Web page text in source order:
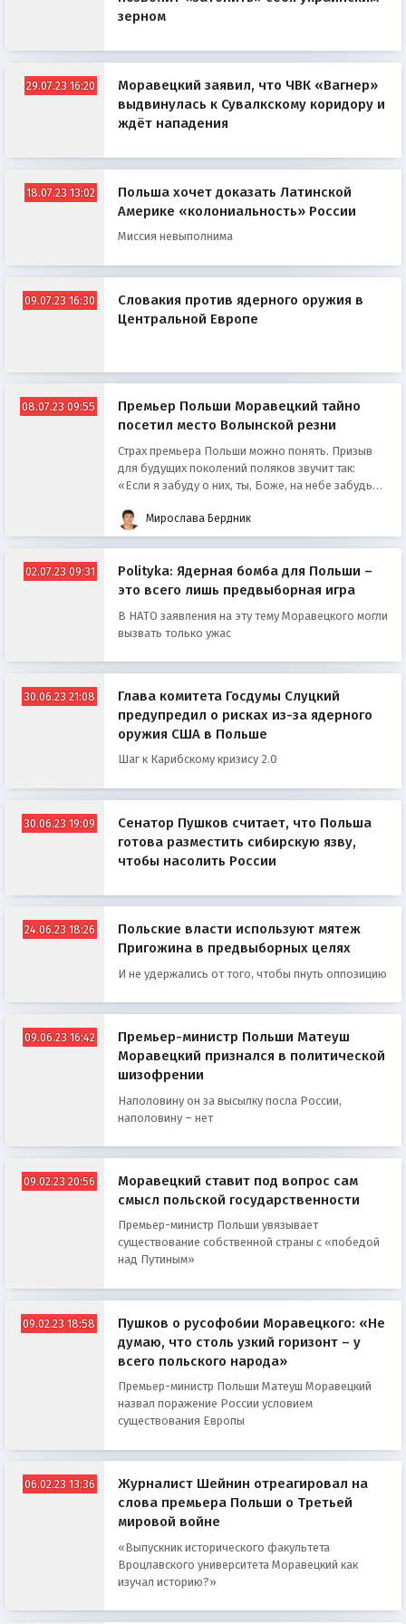
зерном
29.07.23 16:20
Моравецкий заявил, что ЧВК «Вагнер»
выдвинулась к Сувалкскому коридору и
ждёт нападения
18.07.23 13:02
Польша хочет доказать Латинской
Америке «колониальность» России
Миссия невыполнима
09.07.23 16:30
Словакия против ядерного оружия в
Центральной Европе
08.07.23 09:55
Премьер Польши Моравецкий тайно
посетил место Волынской резни
Страх премьера Польши можно понять. Призыв
для будущих поколений поляков звучит так:
«Если я забуду о них, ты, Боже, на небе забудь
Мирослава Бердник
02.07.23 09:31
Polityka: Ядерная бомба для Польши –
это всего лишь предвыборная игра
В НАТО заявления на эту тему Моравецкого могли
вызвать только ужас
30.06.23 21:08
Глава комитета Госдумы Слуцкий
предупредил о рисках из-за ядерного
оружия США в Польше
Шаг к Карибскому кризису 2.0
30.06.23 19:09
Сенатор Пушков считает, что Польша
готова разместить сибирскую язву,
чтобы насолить России
24.06.23 18:26
Польские власти используют мятеж
Пригожина в предвыборных целях
И не удержались от того, чтобы пнуть оппозицию
09.06.23 16:42
Премьер-министр Польши Матеуш
Моравецкий признался в политической
шизофрении
Наполовину он за высылку посла России,
наполовину – нет
09.02.23 20:56
Моравецкий ставит под вопрос сам
смысл польской государственности
Премьер-министр Польши увязывает
существование собственной страны с «победой
над Путиным»
09.02.23 18:58
Пушков о русофобии Моравецкого: «Не
думаю, что столь узкий горизонт – у
всего польского народа»
Премьер-министр Польши Матеуш Моравецкий
назвал поражение России условием
существования Европы
06.02.23 13:36
Журналист Шейнин отреагировал на
слова премьера Польши о Третьей
мировой войне
«Выпускник исторического факультета
Вроцлавского университета Моравецкий как
изучал историю?»